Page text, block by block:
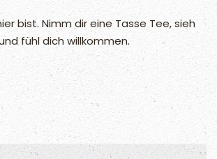
bist. Nimm dir eine Tasse Tee, sieh
fühl dich willkommen.